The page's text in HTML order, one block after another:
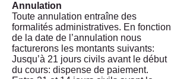
Annulation
Toute annulation entraîne des
formalités administratives. En fonction
de la date de l’annulation nous
facturerons les montants suivants:
Jusqu’à 21 jours civils avant le début
du cours: dispense de paiement.